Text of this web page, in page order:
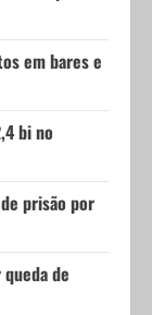
em bares e
bi no
prisão por
de